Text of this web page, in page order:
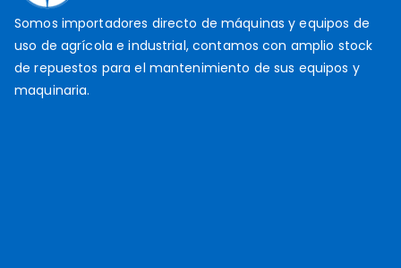
,
2
0
1
Somos importadores directo de máquinas y equipos de
uso de agrícola e industrial, contamos con amplio stock
de repuestos para el mantenimiento de sus equipos y
maquinaria.